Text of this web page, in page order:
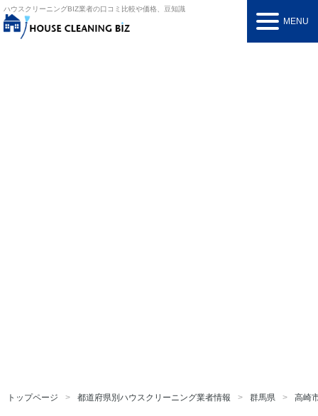
ハウスクリーニングBIZ業者の口コミ比較や価格、豆知識
MENU
トップページ 都道府県別ハウスクリーニング業者情報 群馬県 高崎